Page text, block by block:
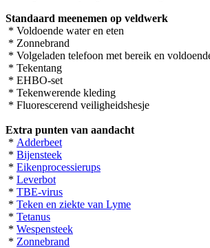
Standaard meenemen op veldwerk
* Voldoende water en eten
* Zonnebrand
* Volgeladen telefoon met bereik en
* Tekentang
* EHBO-set
* Tekenwerende kleding
* Fluorescerend veiligheidshesje
Extra punten van aandacht
* Adderbeet
* Bijensteek
* Eikenprocessierups
* Leverbot
* TBE-virus
* Teken en ziekte van Lyme
* Tetanus
* Wespensteek
* Zonnebrand